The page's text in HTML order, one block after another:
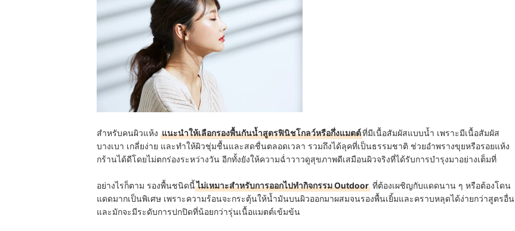
สำหรับคนผิวแห้ง แนะนำให้เลือกรองพื้นกันน้ำสูตรฟินิชโกลว์หรือกึ่งแมตต์ที่มีเนื้อสัมผัสแบบน้ำ เพราะมีเนื้อสัมผัส
บางเบา เกลี่ยง่าย และทำให้ผิวชุ่มชื้นและสดชื่นตลอดเวลา รวมถึงได้ลุคที่เป็นธรรมชาติ ช่วยอำพรางขุยหรือรอยแห้ง
กร้านได้ดีโดยไม่ตกร่องระหว่างวัน อีกทั้งยังให้ความฉ่ำวาวดูสุขภาพดีเสมือนผิวจริงที่ได้รับการบำรุงมาอย่างเต็มที่
อย่างไรก็ตาม รองพื้นชนิดนี้ไม่เหมาะสำหรับการออกไปทำกิจกรรม Outdoor ที่ต้องเผชิญกับแดดนาน ๆ หรือต้องโดน
แดดมากเป็นพิเศษ เพราะความร้อนจะกระตุ้นให้น้ำมันบนผิวออกมาผสมจนรองพื้นเยิ้มและคราบหลุดได้ง่ายกว่าสูตรอื่น
และมักจะมีระดับการปกปิดที่น้อยกว่ารุ่นเนื้อแมตต์เข้มข้น